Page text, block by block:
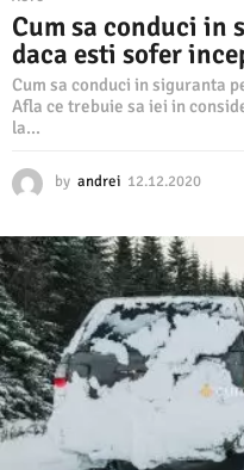
Cum sa conduci in
daca esti sofer
Cum sa conduci in siguranta
Afla ce trebuie sa iei in
la...
by andrei 12.12.2020
2
.
2
2
0